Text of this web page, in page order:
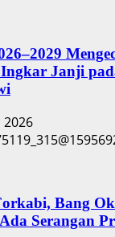
Janji
2026
Bang
Serangan